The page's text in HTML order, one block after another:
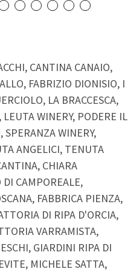
CANTINA CANAIO,
FABRIZIO DIONISIO, I
LA BRACCESCA,
WINERY, PODERE IL
WINERY,
ANGELICI, TENUTA
CHIARA
CAMPOREALE,
FABBRICA PIENZA,
DI RIPA D'ORCIA,
VARRAMISTA,
GIARDINI RIPA DI
MICHELE SATTA,